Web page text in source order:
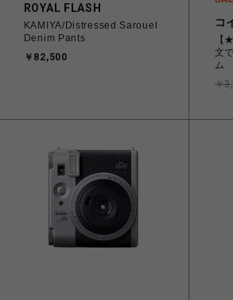
ROYAL FLASH
KAMIYA/Distressed Sarouel
Denim Pants
￥82,500
コ
【
文
ム
ワ
￥